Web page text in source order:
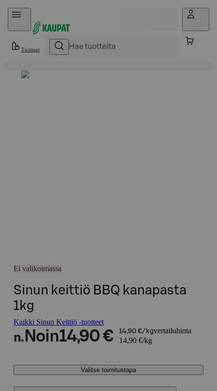
Hyppää sisältöön
Tuotteet
Ei valikoimassa
Sinun keittiö BBQ kanapasta
1kg
Kaikki Sinun Keittiö -tuotteet
n. Noin14,90 € 14,90 €/kgvertailuhinta
14,90 €/kg
Valitse toimitustapa